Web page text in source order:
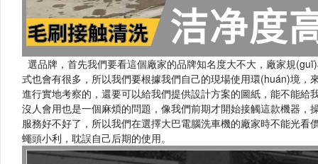
選品牌，首先我們要看這個廠家的品牌知名度大不大，廠家規(guī)
式也會有很多，所以我們要根據我們自己的現場使用環(huán)境
進行實地考察的，還要可以給我們提供設計方案的圖紙，能不能
沒人會用也是一個麻煩的問題，像我們前期才開始接觸這款機器
服務好不好了，所以我們在選擇大巴電腦洗車機的廠家時不能光看價
蠅頭小利，耽誤自己后期的使用。